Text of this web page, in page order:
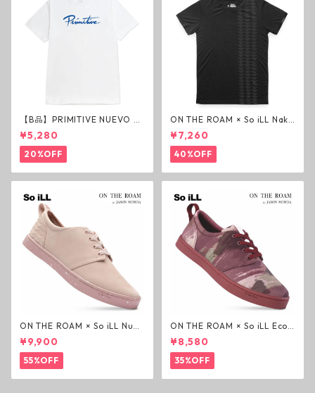
【B品】PRIMITIVE NUEVO SC
RIPT HW TEE WHITE ヘビー
ウェイトTシャツ ホワイト プ
リミティブ
¥5,280
20%OFF
ON THE ROAM × So iLL Nako
a Tee Tシャツ ウルフブラック
オンザローム ジェイソンモモ
ア OTR ビンテージ加工
¥7,260
40%OFF
ON THE ROAM × So iLL Nubu
ck Wino ライフスタイルシュ
ーズ ダーティーピンク オンザ
ローム ジェイソンモモア OTR
スニーカー
¥9,900
55%OFF
ON THE ROAM × So iLL Eco
Camo Wino ライフスタイル
シューズ カモ オンザローム ジ
ェイソンモモア OTR スニーカ
ー
¥8,580
35%OFF